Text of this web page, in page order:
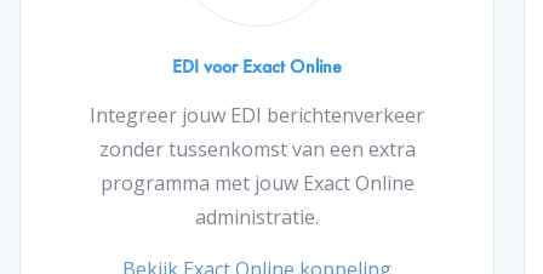
EDI voor Exact Online
Integreer jouw EDI berichtenverkeer
zonder tussenkomst van een extra
programma met jouw Exact Online
administratie.